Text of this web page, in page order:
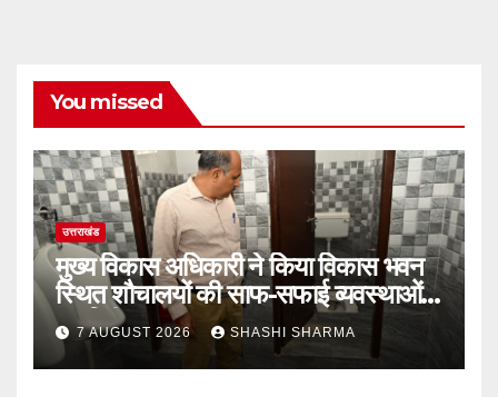
You missed
उत्तराखंड
मुख्य विकास अधिकारी ने किया विकास भवन
स्थित शौचालयों की साफ-सफाई व्यवस्थाओं
का निरीक्षण
7 AUGUST 2026 SHASHI SHARMA